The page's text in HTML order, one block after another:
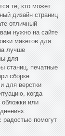
те, кто может
дизайн страниц
отличный
нужно на сайте
макетов для
лучше
для
станиц, печатные
сборке
для верстки
когда
или
помогут